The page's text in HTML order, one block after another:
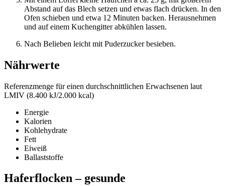
Abstand auf das Blech setzen und etwas flach drücken. In den
Ofen schieben und etwa 12 Minuten backen. Herausnehmen
und auf einem Kuchengitter abkühlen lassen.
Nach Belieben leicht mit Puderzucker besieben.
Nährwerte
Referenzmenge für einen durchschnittlichen Erwachsenen laut
LMIV (8.400 kJ/2.000 kcal)
Energie
Kalorien
Kohlehydrate
Fett
Eiweiß
Ballaststoffe
Haferflocken – gesunde